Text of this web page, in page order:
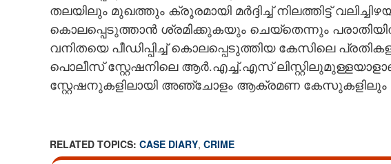
തലയിലും മുഖത്തും ക്രൂരമായി മർദ്ദിച്ച് നിലത്തിട്ട്
കൊലപ്പെടുത്താൻ ശ്രമിക്കുകയും ചെയ്തെന്നും
വനിതയെ പീഡിപ്പിച്ച് കൊലപ്പെടുത്തിയ കേസിലെ
പൊലീസ് സ്റ്റേഷനിലെ ആർ.എച്ച്.എസ്
സ്റ്റേഷനുകളിലായി അഞ്ചോളം ആക്രമണ കേസുകളിലും
RELATED TOPICS: CASE DIARY, CRIME